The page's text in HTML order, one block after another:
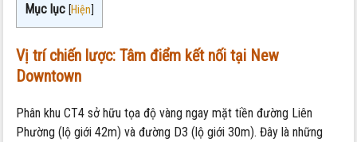
Mục lục [Hiện]
Vị trí chiến lược: Tâm điểm kết nối tại New
Downtown
Phân khu CT4 sở hữu tọa độ vàng ngay mặt tiền đường Liên
Phường (lộ giới 42m) và đường D3 (lộ giới 30m). Đây là những